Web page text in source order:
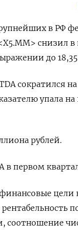
в РФ
снизил в
до
сократился
упала
рублей.
первом
цели